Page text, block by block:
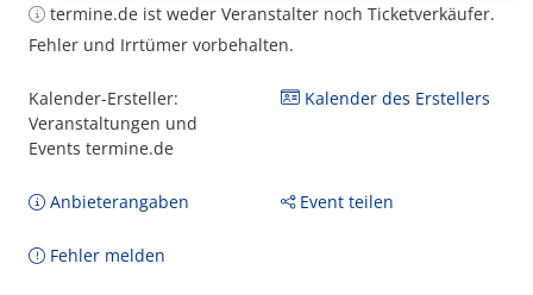
termine.de ist weder Veranstalter noch Ticketverkäufer.
Fehler und Irrtümer vorbehalten.
Kalender-Ersteller:
Veranstaltungen und
Events termine.de
Kalender des Erstellers
Anbieterangaben Event teilen
Fehler melden